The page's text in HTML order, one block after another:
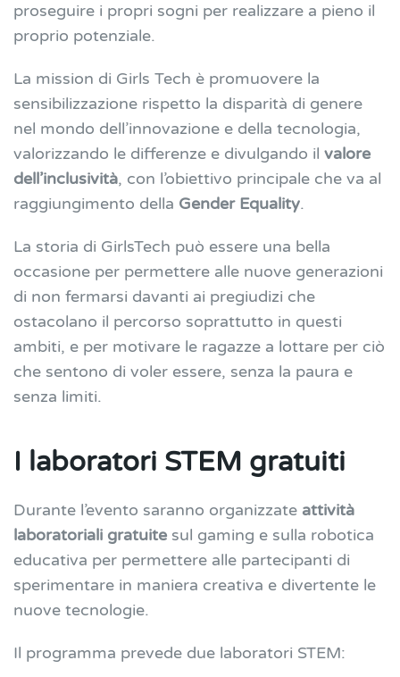
proseguire i propri sogni per realizzare a pieno il
proprio potenziale.
La mission di Girls Tech è promuovere la
sensibilizzazione rispetto la disparità di genere
nel mondo dell’innovazione e della tecnologia,
valorizzando le differenze e divulgando il valore
dell’inclusività, con l’obiettivo principale che va al
raggiungimento della Gender Equality.
La storia di GirlsTech può essere una bella
occasione per permettere alle nuove generazioni
di non fermarsi davanti ai pregiudizi che
ostacolano il percorso soprattutto in questi
ambiti, e per motivare le ragazze a lottare per ciò
che sentono di voler essere, senza la paura e
senza limiti.
I laboratori STEM gratuiti
Durante l’evento saranno organizzate attività
laboratoriali gratuite sul gaming e sulla robotica
educativa per permettere alle partecipanti di
sperimentare in maniera creativa e divertente le
nuove tecnologie.
Il programma prevede due laboratori STEM: